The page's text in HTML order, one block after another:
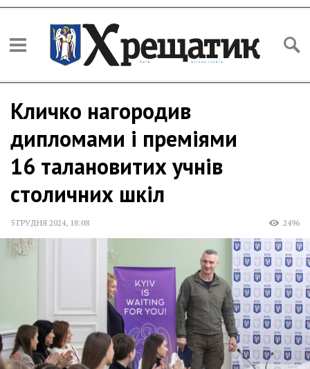
Кличко нагородив
дипломами і преміями
16 талановитих учнів
столичних шкіл
5 ГРУДНЯ 2024, 18:08 2496